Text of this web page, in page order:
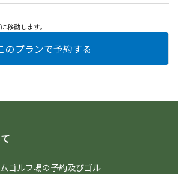
移動します。
ゴルフ場の予約及びゴル